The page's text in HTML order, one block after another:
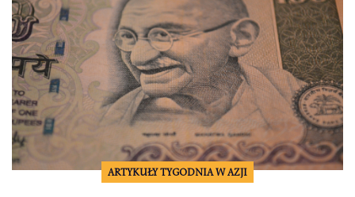
ARTYKUŁY TYGODNIA W AZJI